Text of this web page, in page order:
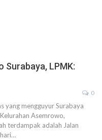
Surabaya, LPMK:
0
yang mengguyur Surabaya
Asemrowo,
terdampak adalah Jalan